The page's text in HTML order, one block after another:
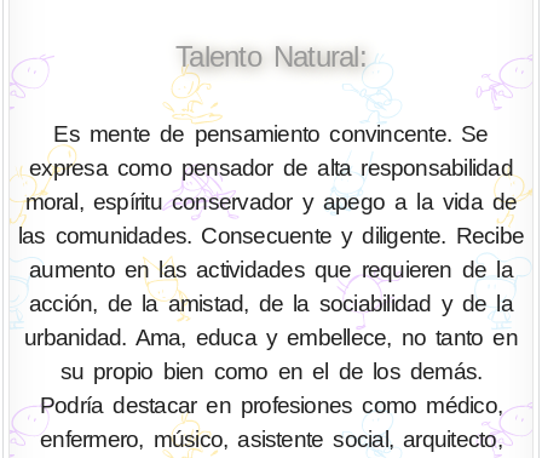
Talento Natural:
Es mente de pensamiento convincente. Se
expresa como pensador de alta responsabilidad
moral, espíritu conservador y apego a la vida de
las comunidades. Consecuente y diligente. Recibe
aumento en las actividades que requieren de la
acción, de la amistad, de la sociabilidad y de la
urbanidad. Ama, educa y embellece, no tanto en
su propio bien como en el de los demás.
Podría destacar en profesiones como médico,
enfermero, músico, asistente social, arquitecto,